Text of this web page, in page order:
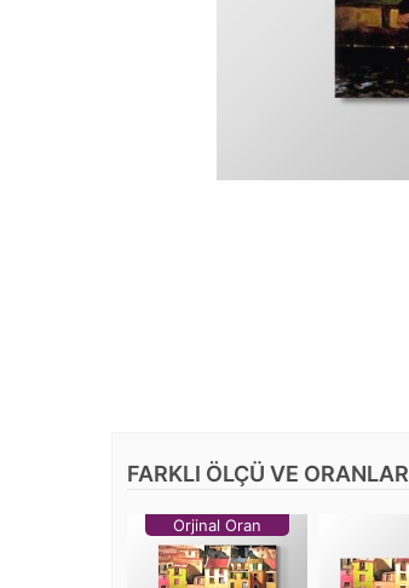
FARKLI ÖLÇÜ VE ORANLAR
Orjinal Oran